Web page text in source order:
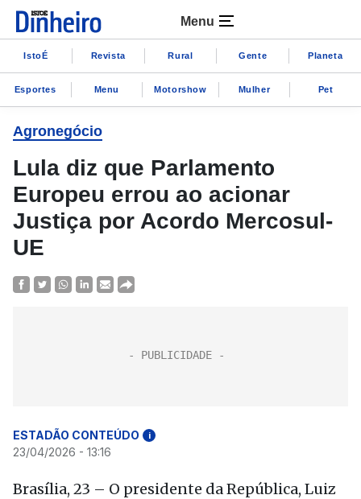
Menu
IstoÉ Revista Rural Gente Planeta
Esportes Menu Motorshow Mulher Pet
Agronegócio
Lula diz que Parlamento
Europeu errou ao acionar
Justiça por Acordo Mercosul-
UE
ESTADÃO CONTEÚDO i
23/04/2026 - 13:16
Brasília, 23 – O presidente da República, Luiz